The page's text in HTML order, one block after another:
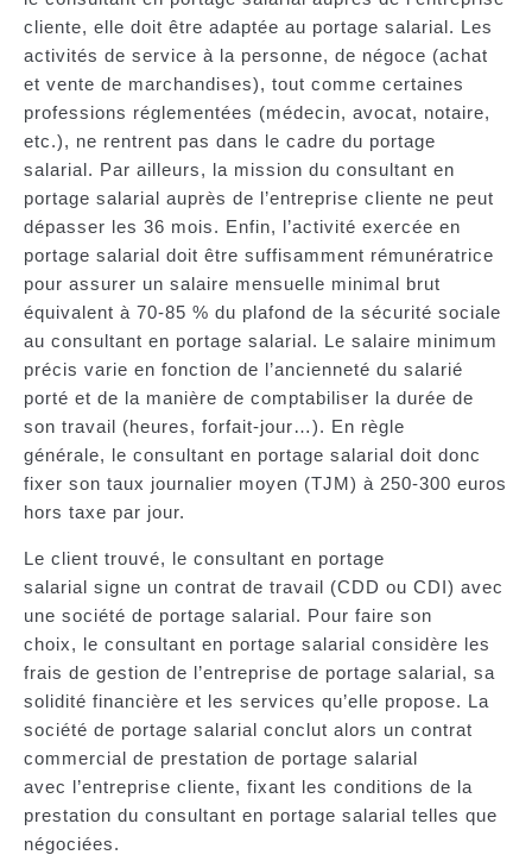
cliente, elle doit être adaptée au portage salarial. Les
activités de service à la personne, de négoce (achat
et vente de marchandises), tout comme certaines
professions réglementées (médecin, avocat, notaire,
etc.), ne rentrent pas dans le cadre du portage
salarial. Par ailleurs, la mission du consultant en
portage salarial auprès de l’entreprise cliente ne peut
dépasser les 36 mois. Enfin, l’activité exercée en
portage salarial doit être suffisamment rémunératrice
pour assurer un salaire mensuelle minimal brut
équivalent à 70-85 % du plafond de la sécurité sociale
au consultant en portage salarial. Le salaire minimum
précis varie en fonction de l’ancienneté du salarié
porté et de la manière de comptabiliser la durée de
son travail (heures, forfait-jour…). En règle
générale, le consultant en portage salarial doit donc
fixer son taux journalier moyen (TJM) à 250-300 euros
hors taxe par jour.
Le client trouvé, le consultant en portage
salarial signe un contrat de travail (CDD ou CDI) avec
une société de portage salarial. Pour faire son
choix, le consultant en portage salarial considère les
frais de gestion de l’entreprise de portage salarial, sa
solidité financière et les services qu’elle propose. La
société de portage salarial conclut alors un contrat
commercial de prestation de portage salarial
avec l’entreprise cliente, fixant les conditions de la
prestation du consultant en portage salarial telles que
négociées.